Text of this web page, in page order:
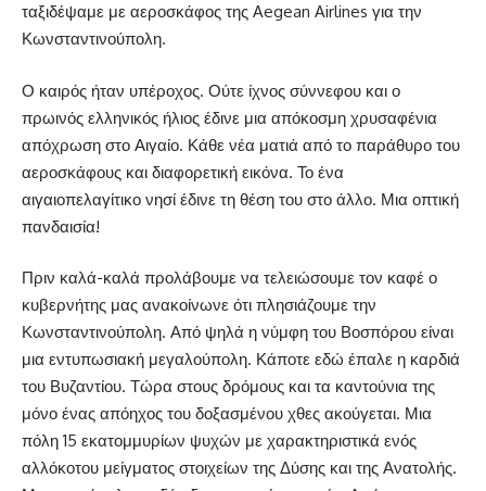
ταξιδέψαμε με αεροσκάφος της Aegean Airlines για την
Κωνσταντινούπολη.
Ο καιρός ήταν υπέροχος. Ούτε ίχνος σύννεφου και ο
πρωινός ελληνικός ήλιος έδινε μια απόκοσμη χρυσαφένια
απόχρωση στο Αιγαίο. Κάθε νέα ματιά από το παράθυρο του
αεροσκάφους και διαφορετική εικόνα. Το ένα
αιγαιοπελαγίτικο νησί έδινε τη θέση του στο άλλο. Μια οπτική
πανδαισία!
Πριν καλά-καλά προλάβουμε να τελειώσουμε τον καφέ ο
κυβερνήτης μας ανακοίνωνε ότι πλησιάζουμε την
Κωνσταντινούπολη. Από ψηλά η νύμφη του Βοσπόρου είναι
μια εντυπωσιακή μεγαλούπολη. Κάποτε εδώ έπαλε η καρδιά
του Βυζαντίου. Τώρα στους δρόμους και τα καντούνια της
μόνο ένας απόηχος του δοξασμένου χθες ακούγεται. Μια
πόλη 15 εκατομμυρίων ψυχών με χαρακτηριστικά ενός
αλλόκοτου μείγματος στοιχείων της Δύσης και της Ανατολής.